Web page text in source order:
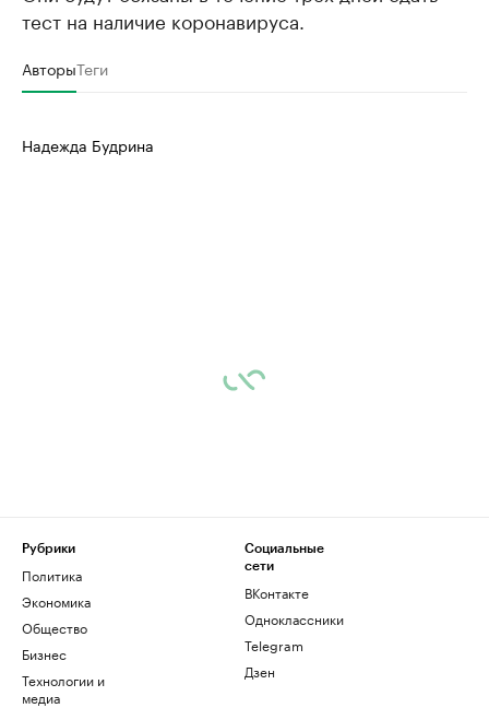
тест на наличие коронавируса.
АвторыТеги
Надежда Будрина
Рубрики
Политика
Экономика
Общество
Бизнес
Технологии и
медиа
Социальные
сети
ВКонтакте
Одноклассники
Telegram
Дзен